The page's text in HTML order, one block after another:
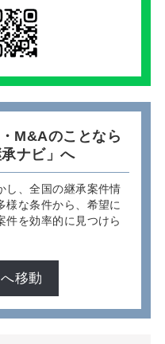
M&Aのことなら
承ナビ」へ
し、全国の継承案件情
様な条件から、希望に
件を効率的に見つけら
移動